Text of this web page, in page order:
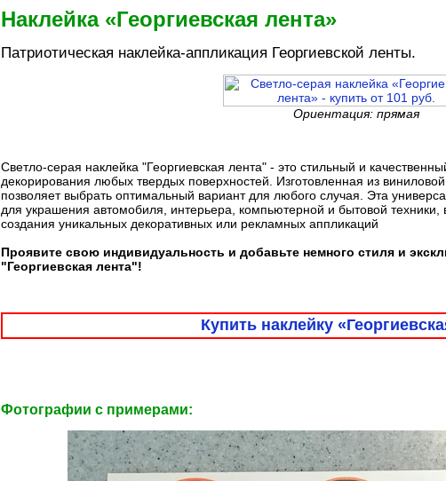
Наклейка «Георгиевская лента»
Патриотическая наклейка-аппликация Георгиевской ленты.
Ориентация: прямая
Светло-серая наклейка "Георгиевская лента" - это стильный и
декорирования любых твердых поверхностей. Изготовленная из
позволяет выбрать оптимальный вариант для любого случая. Эта
для украшения автомобиля, интерьера, компьютерной и бытовой
создания уникальных декоративных или рекламных аппликаций
Проявите свою индивидуальность и добавьте немного стиля и
"Георгиевская лента"!
Купить наклейку
Фотографии c примерами: